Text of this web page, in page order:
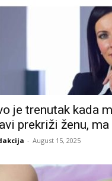
je trenutak kada
prekriži ženu,
- August 15, 2025